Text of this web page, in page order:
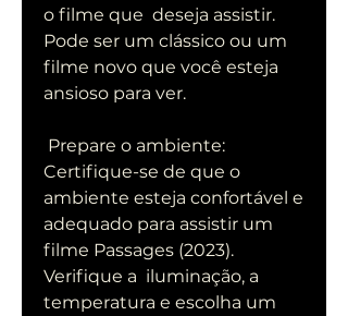
o filme que  deseja assistir.
Pode ser um clássico ou um
filme novo que você esteja
ansioso para ver.
Certifique-se de que o
ambiente esteja confortável e
adequado para assistir um
filme Passages (2023).
Verifique a  iluminação, a
temperatura e escolha um